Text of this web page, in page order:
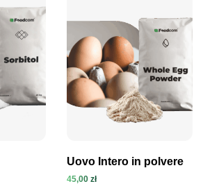
Uovo Intero in polvere
45,00 zł